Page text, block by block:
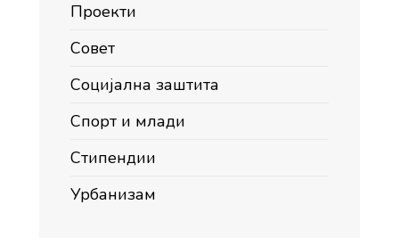
Проекти
Совет
Социјална заштита
Спорт и млади
Стипендии
Урбанизам